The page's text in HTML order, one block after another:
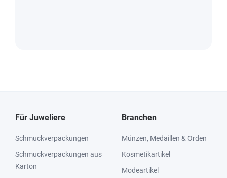
Für Juweliere
Schmuckverpackungen
Schmuckverpackungen aus
Karton
Branchen
Münzen, Medaillen & Orden
Kosmetikartikel
Modeartikel